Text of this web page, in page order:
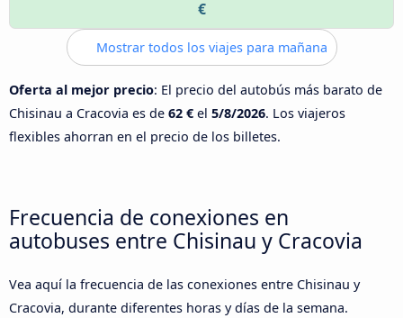
€
Mostrar todos los viajes para mañana
Oferta al mejor precio: El precio del autobús más barato de
Chisinau a Cracovia es de 62 € el 5/8/2026. Los viajeros
flexibles ahorran en el precio de los billetes.
Frecuencia de conexiones en
autobuses entre Chisinau y Cracovia
Vea aquí la frecuencia de las conexiones entre Chisinau y
Cracovia, durante diferentes horas y días de la semana.